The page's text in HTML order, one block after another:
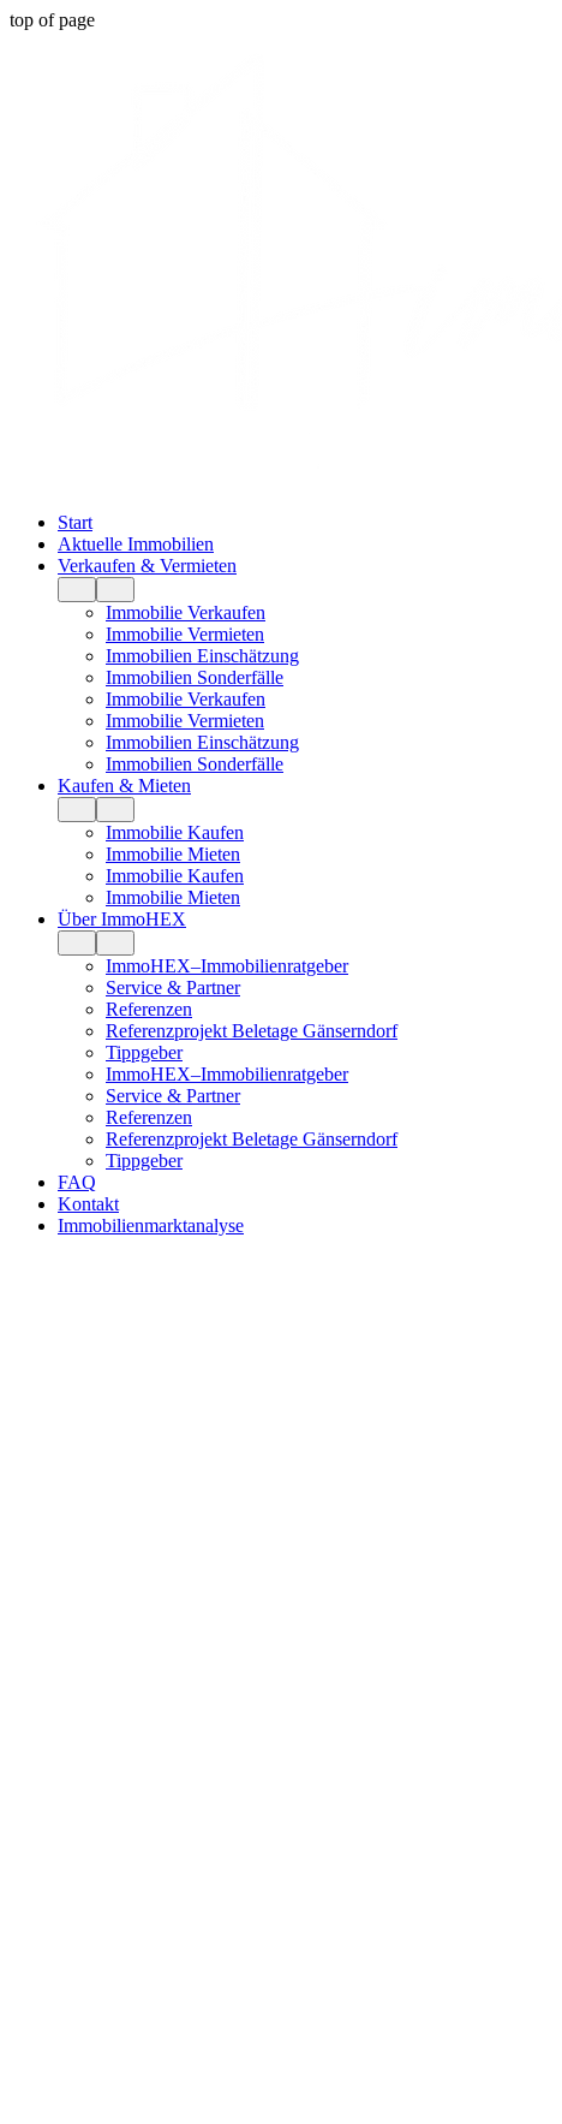
top of page
Start
Aktuelle Immobilien
Verkaufen & Vermieten
Immobilie Verkaufen
Immobilie Vermieten
Immobilien Einschätzung
Immobilien Sonderfälle
Immobilie Verkaufen
Immobilie Vermieten
Immobilien Einschätzung
Immobilien Sonderfälle
Kaufen & Mieten
Immobilie Kaufen
Immobilie Mieten
Immobilie Kaufen
Immobilie Mieten
Über ImmoHEX
ImmoHEX–Immobilienratgeber
Service & Partner
Referenzen
Referenzprojekt Beletage Gänserndorf
Tippgeber
ImmoHEX–Immobilienratgeber
Service & Partner
Referenzen
Referenzprojekt Beletage Gänserndorf
Tippgeber
FAQ
Kontakt
Immobilienmarktanalyse